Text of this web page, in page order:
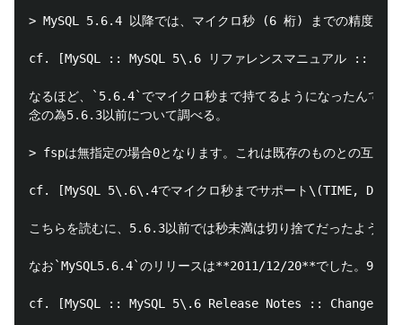
> MySQL 5.6.4 以降では、マイクロ秒 (6 桁) までの精度を持
cf. [MySQL :: MySQL 5\.6 リファレンスマニュアル ::
なるほど、`5.6.4`でマイクロ秒まで持てるようになったんです
念の為5.6.3以前について調べる。
> fspは無指定の場合0となります。これは既存のものとの互換性
cf. [MySQL 5\.6\.4でマイクロ秒までサポート\(TIME,
こちらを読むに、5.6.3以前では秒未満は切り捨てだったようで
なお`MySQL5.6.4`のリリースは**2011/12/20**でした。9年
cf. [MySQL :: MySQL 5\.6 Release Notes ::